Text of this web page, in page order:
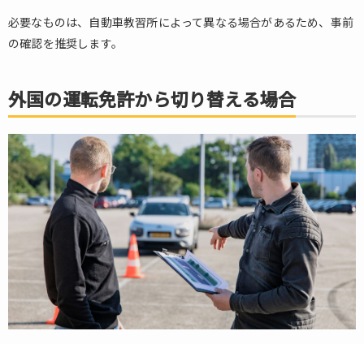
必要なものは、自動車教習所によって異なる場合があるため、事前
の確認を推奨します。
外国の運転免許から切り替える場合